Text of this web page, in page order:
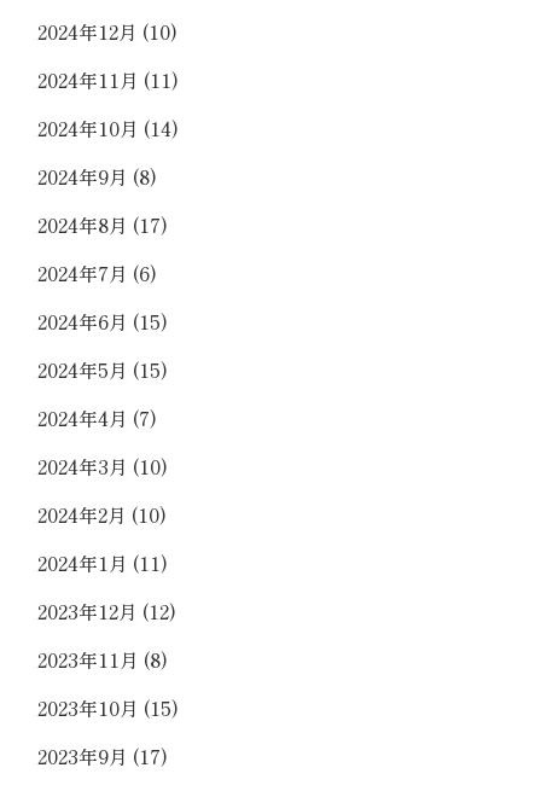
2024年12月 (10)
2024年11月 (11)
2024年10月 (14)
2024年9月 (8)
2024年8月 (17)
2024年7月 (6)
2024年6月 (15)
2024年5月 (15)
2024年4月 (7)
2024年3月 (10)
2024年2月 (10)
2024年1月 (11)
2023年12月 (12)
2023年11月 (8)
2023年10月 (15)
2023年9月 (17)